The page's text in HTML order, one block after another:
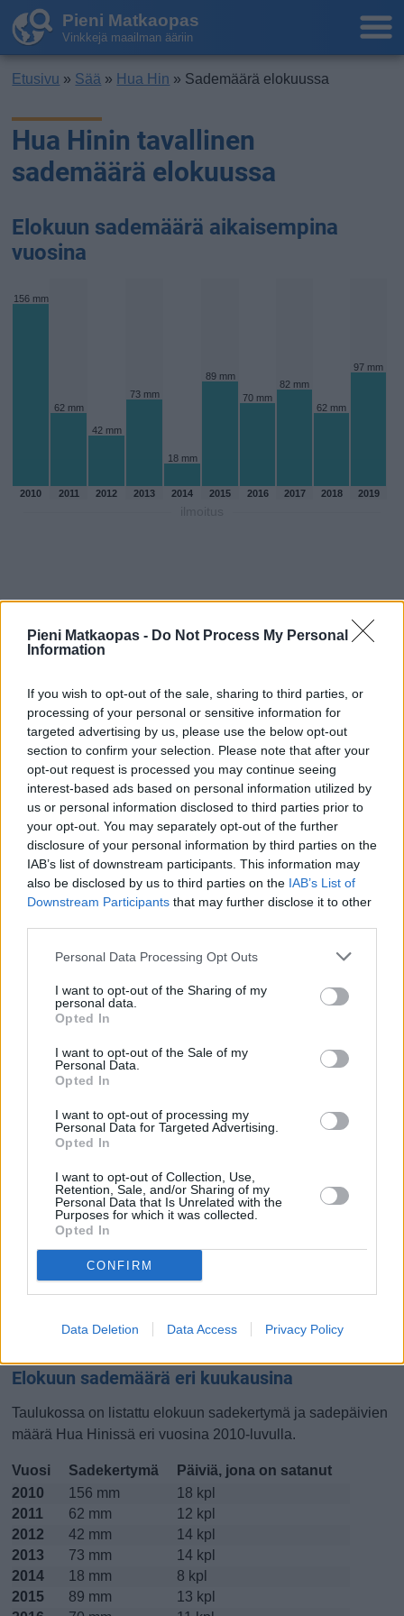
Pieni Matkaopas - Do Not Process My Personal
Information
If you wish to opt-out of the sale, sharing to third parties, or
processing of your personal or sensitive information for
targeted advertising by us, please use the below opt-out
section to confirm your selection. Please note that after your
opt-out request is processed you may continue seeing
interest-based ads based on personal information utilized by
us or personal information disclosed to third parties prior to
your opt-out. You may separately opt-out of the further
disclosure of your personal information by third parties on the
IAB’s list of downstream participants. This information may
also be disclosed by us to third parties on the IAB’s List of
Downstream Participants that may further disclose it to other
Personal Data Processing Opt Outs
I want to opt-out of the Sharing of my
personal data.
Opted In
I want to opt-out of the Sale of my
Personal Data.
Opted In
I want to opt-out of processing my
Personal Data for Targeted Advertising.
Opted In
I want to opt-out of Collection, Use,
Retention, Sale, and/or Sharing of my
Personal Data that Is Unrelated with the
Purposes for which it was collected.
Opted In
CONFIRM
Data Deletion Data Access Privacy Policy
Pieni Matkaopas
Vinkkejä maailman ääriin
Etusivu » Sää » Hua Hin » Sademäärä elokuussa
Hua Hinin tavallinen
sademäärä elokuussa
Elokuun sademäärä aikaisempina
vuosina
156 mm
62 mm
42 mm
73 mm
18 mm
89 mm
70 mm
82 mm
62 mm
97 mm
2010 2011 2012 2013 2014 2015 2016 2017 2018 2019
Sadepäivien määärä elokuussa
aikaisempina vuosina
12 kpl
13 kpl
23 kpl
Entä muut kuukaudet? Miten paljon Hua
Tammikuussa Helmikuussa Maaliskuussa
Huhtikuussa Toukokuussa Kesäkuussa
Heinäkuussa Elokuussa Syyskuussa
Lokakuussa
Kiinnostavatko lämpötilat?
lämmintä Hua Hinissä on ollut elokuussa
Elokuun sademäärä eri kuukausina
Taulukossa on listattu elokuun sadekertymä ja sadepäivien
määrä Hua Hinissä eri vuosina 2010-luvulla.
Vuosi Sadekertymä
Päiviä, jona on satanut
2010
156 mm
18 kpl
2011
62 mm
12 kpl
2012
42 mm
14 kpl
2013
73 mm
14 kpl
2014
18 mm
8 kpl
2015
89 mm
13 kpl